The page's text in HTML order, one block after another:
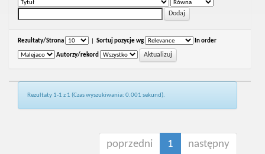
Rezultaty/Strona Sortuj pozycje wg In order
Autorzy/rekord
Rezultaty 1-1 z 1 (Czas wyszukiwania: 0.001 sekund).
poprzedni 1 następny